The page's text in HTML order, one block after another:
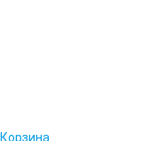
Корзина